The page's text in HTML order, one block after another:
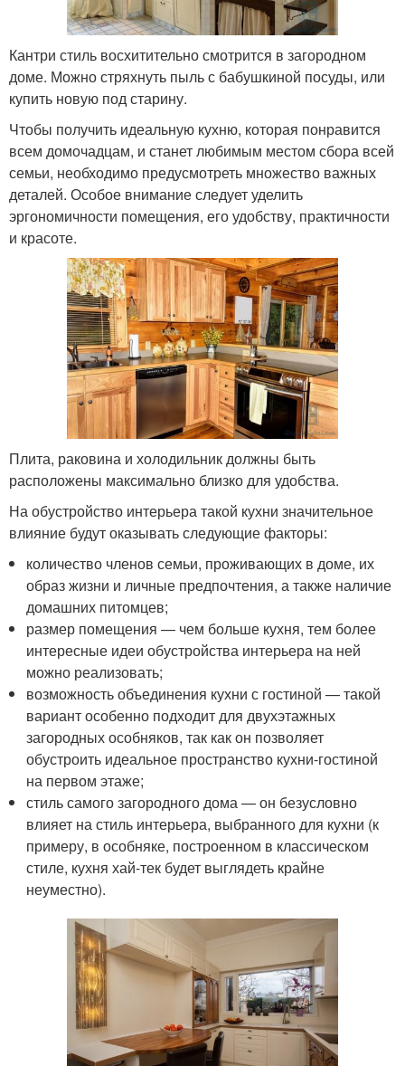
Кантри стиль восхитительно смотрится в загородном
доме. Можно стряхнуть пыль с бабушкиной посуды, или
купить новую под старину.
Чтобы получить идеальную кухню, которая понравится
всем домочадцам, и станет любимым местом сбора всей
семьи, необходимо предусмотреть множество важных
деталей. Особое внимание следует уделить
эргономичности помещения, его удобству, практичности
и красоте.
Плита, раковина и холодильник должны быть
расположены максимально близко для удобства.
На обустройство интерьера такой кухни значительное
влияние будут оказывать следующие факторы:
количество членов семьи, проживающих в доме, их
образ жизни и личные предпочтения, а также наличие
домашних питомцев;
размер помещения — чем больше кухня, тем более
интересные идеи обустройства интерьера на ней
можно реализовать;
возможность объединения кухни с гостиной — такой
вариант особенно подходит для двухэтажных
загородных особняков, так как он позволяет
обустроить идеальное пространство кухни-гостиной
на первом этаже;
стиль самого загородного дома — он безусловно
влияет на стиль интерьера, выбранного для кухни (к
примеру, в особняке, построенном в классическом
стиле, кухня хай-тек будет выглядеть крайне
неуместно).